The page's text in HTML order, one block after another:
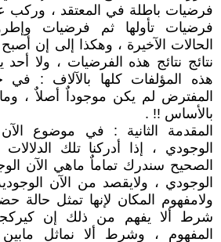
فرضيات باطلة في المعتقد ، وركب
فرضيات تأولها ثم فرضيات
الحالات الآخيرة ، وهكذا إلى إن أصبح
نتائج نتائج هذه الفرضيات ، ولا
هذه المؤلفات كلها بالآلاف : في
المفترض لم يكن موجوداٌ أصلاٌ ،
بالأساس !! .
المقدمة الثانية : في موضوع الآن
الوجودي ، إذا أدركنا تلك
الصحيح سندرك تماماٌ ماهي الآن
الوجودي ، ولايقصد من الآن
ولامفهوم المكان لإنها تمثل حالة
شرط ألا يفهم من ذلك إن
المفهوم ، وشرط ألا نماثل